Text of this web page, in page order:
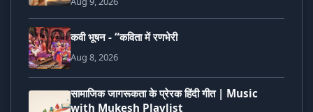
कवी भूषन - “कविता में रणभेरी
Aug 8, 2026
सामाजिक जागरूकता के प्रेरक हिंदी गीत | Music
with Mukesh Playlist